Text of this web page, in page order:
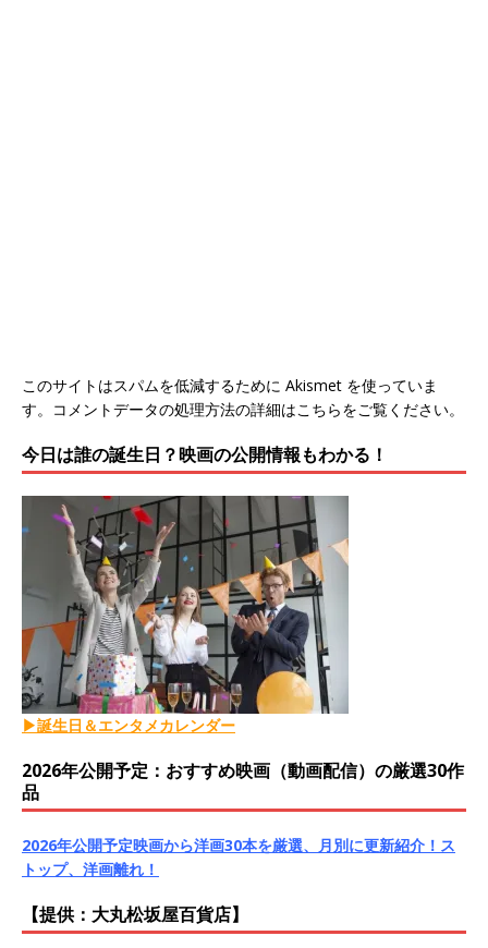
このサイトはスパムを低減するために Akismet を使っていま
す。
コメントデータの処理方法の詳細はこちらをご覧ください。
今日は誰の誕生日？映画の公開情報もわかる！
▶誕生日＆エンタメカレンダー
2026年公開予定：おすすめ映画（動画配信）の厳選30作
品
2026年公開予定映画から洋画30本を厳選、月別に更新紹介！ス
トップ、洋画離れ！
【提供：大丸松坂屋百貨店】